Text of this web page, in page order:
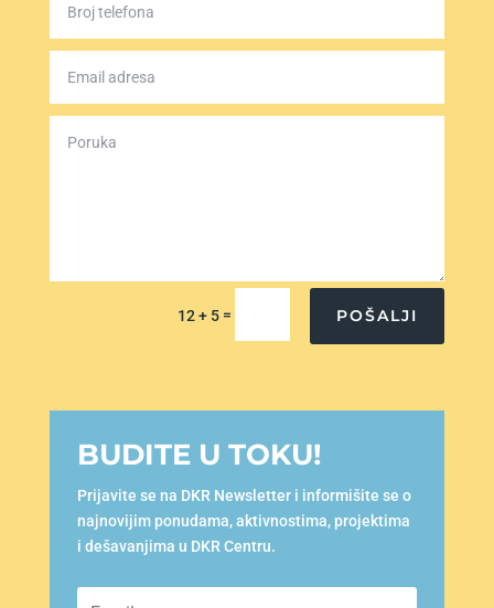
12 + 5 = POŠALJI
BUDITE U TOKU!
Prijavite se na DKR Newsletter i informišite se o
najnovijim ponudama, aktivnostima, projektima
i dešavanjima u DKR Centru.